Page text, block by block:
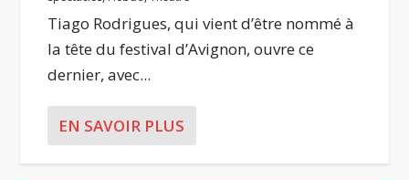
Tiago Rodrigues, qui vient d’être nommé à
la tête du festival d’Avignon, ouvre ce
dernier, avec...
EN SAVOIR PLUS